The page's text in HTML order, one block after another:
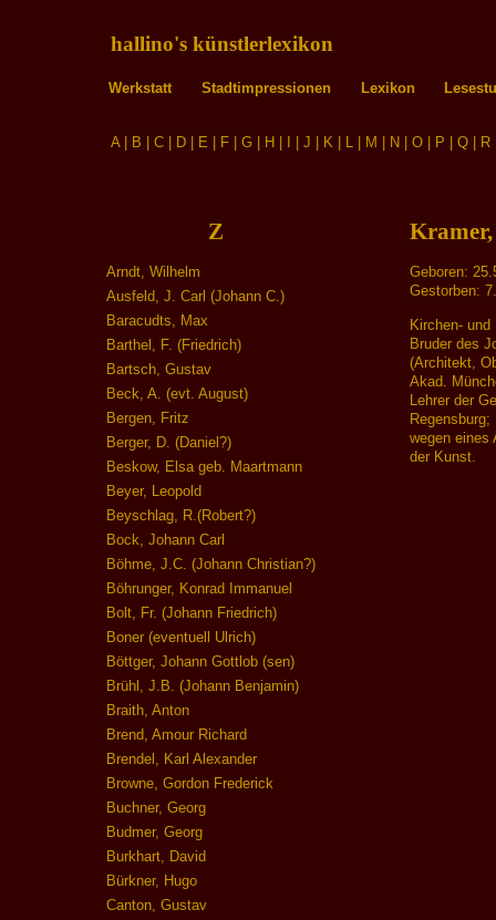
hallino's künstlerlexikon
Werkstatt Stadtimpressionen Lexikon
A| B C D E F G H J K L M N O P Q R
Z
Arndt, Wilhelm
Ausfeld, J. Carl (Johann C.)
Baracudts, Max
Barthel, F. (Friedrich)
Bartsch, Gustav
Beck, A. (evt. August)
Bergen, Fritz
Berger, D. (Daniel?)
Beskow, Elsa geb. Maartmann
Beyer, Leopold
Beyschlag, R.(Robert?)
Bock, Johann Carl
Böhme, J.C. (Johann Christian?)
Böhrunger, Konrad Immanuel
Bolt, Fr. (Johann Friedrich)
Boner (eventuell Ulrich)
Böttger, Johann Gottlob (sen)
Brühl, J.B. (Johann Benjamin)
Braith, Anton
Brend, Amour Richard
Brendel, Karl Alexander
Browne, Gordon Frederick
Buchner, Georg
Budmer, Georg
Burkhart, David
Bürkner, Hugo
Canton, Gustav
Geboren:
Gestorben:
Kirchen-
Bruder des
(Architekt,
Akad.
Lehrer der
Regensburg;
wegen eines
der Kunst.